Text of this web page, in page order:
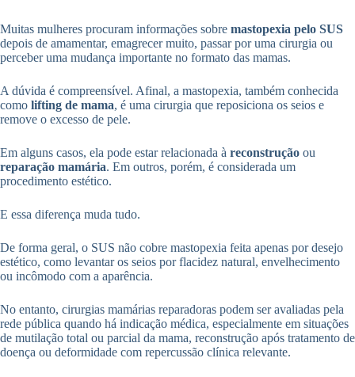
Muitas mulheres procuram informações sobre mastopexia pelo SUS
depois de amamentar, emagrecer muito, passar por uma cirurgia ou
perceber uma mudança importante no formato das mamas.
A dúvida é compreensível. Afinal, a mastopexia, também conhecida
como lifting de mama, é uma cirurgia que reposiciona os seios e
remove o excesso de pele.
Em alguns casos, ela pode estar relacionada à reconstrução ou
reparação mamária. Em outros, porém, é considerada um
procedimento estético.
E essa diferença muda tudo.
De forma geral, o SUS não cobre mastopexia feita apenas por desejo
estético, como levantar os seios por flacidez natural, envelhecimento
ou incômodo com a aparência.
No entanto, cirurgias mamárias reparadoras podem ser avaliadas pela
rede pública quando há indicação médica, especialmente em situações
de mutilação total ou parcial da mama, reconstrução após tratamento de
doença ou deformidade com repercussão clínica relevante.